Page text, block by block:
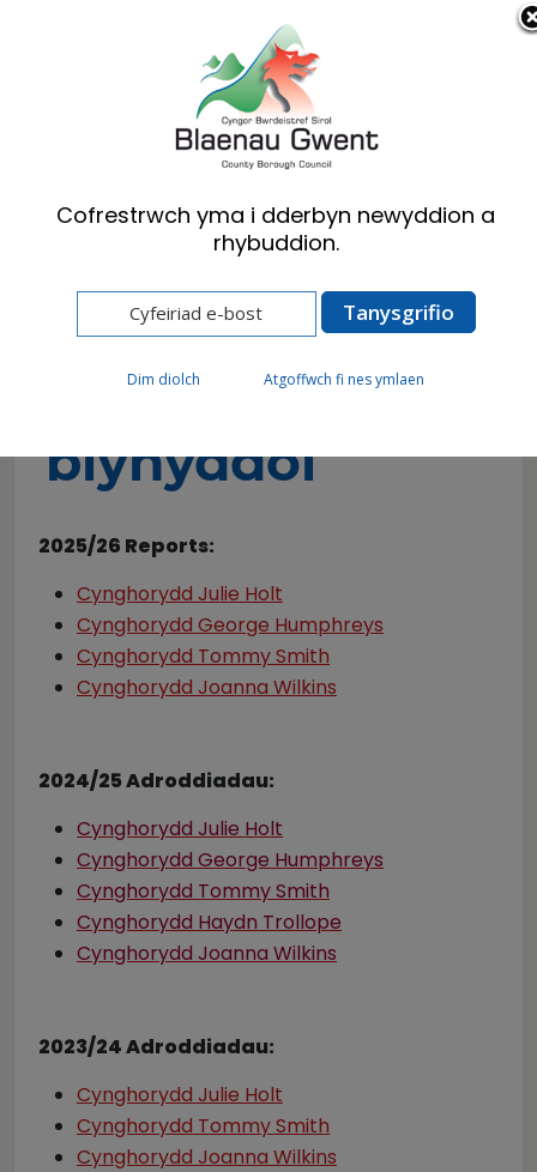
Cymraeg English
Cyngor
Cynghorwyr a Phwyllgorau
Adroddiadau
blynyddol
2025/26 Reports:
Cynghorydd Julie Holt
Cynghorydd George Humphreys
Cynghorydd Tommy Smith
Cynghorydd Joanna Wilkins
2024/25 Adroddiadau:
Cynghorydd Julie Holt
Cynghorydd George Humphreys
Cynghorydd Tommy Smith
Cynghorydd Haydn Trollope
Cynghorydd Joanna Wilkins
2023/24 Adroddiadau:
Cynghorydd Julie Holt
Cynghorydd Tommy Smith
Cynghorydd Joanna Wilkins
Cofrestrwch yma i dderbyn newyddion a
rhybuddion.
Dim diolch Atgoffwch fi nes ymlaen